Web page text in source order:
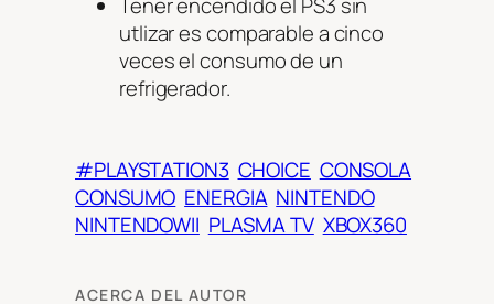
Tener encendido el PS3 sin
utlizar es comparable a cinco
veces el consumo de un
refrigerador.
#PLAYSTATION3 CHOICE CONSOLA
CONSUMO ENERGIA NINTENDO
NINTENDOWII PLASMA TV XBOX360
ACERCA DEL AUTOR